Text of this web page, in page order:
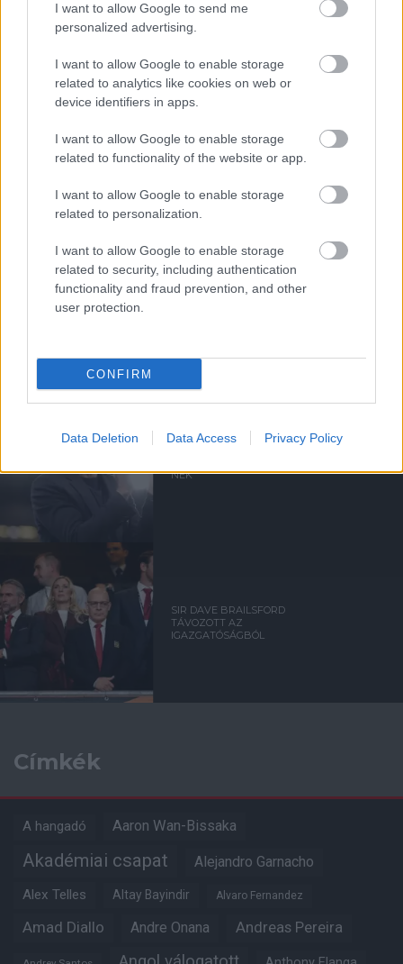
I want to allow Google to send me
personalized advertising.
I want to allow Google to enable storage
related to analytics like cookies on web or
device identifiers in apps.
I want to allow Google to enable storage
related to functionality of the website or app.
I want to allow Google to enable storage
related to personalization.
I want to allow Google to enable storage
related to security, including authentication
functionality and fraud prevention, and other
user protection.
CONFIRM
Data Deletion Data Access Privacy Policy
ELŐZŐ MÉRKŐZÉSEK
Támogatás
Támogasd adományoddal
a ManUtdFanatics.hu működését!
Kapcsolódó hírek
MANCHESTER UNITED
NEK
SIR DAVE BRAILSFORD
TÁVOZOTT AZ
IGAZGATÓSÁGBÓL
Címkék
A hangadó Aaron Wan-Bissaka
Akadémiai csapat Alejandro Garnacho
Alex Telles Altay Bayindir Alvaro Fernandez
Amad Diallo Andre Onana Andreas Pereira